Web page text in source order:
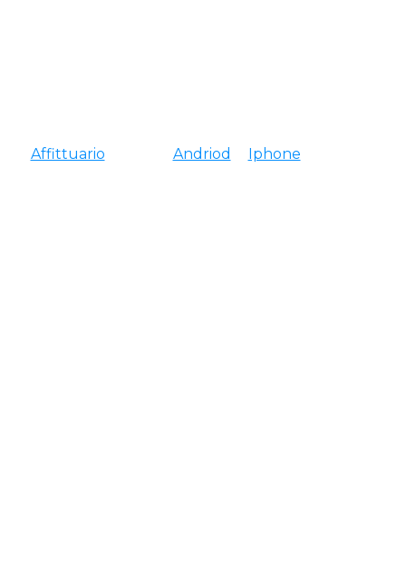
Affittuario Andriod Iphone